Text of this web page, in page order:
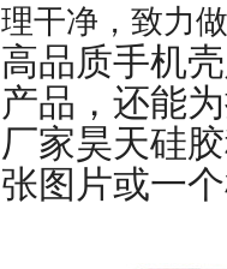
理干净，致力
高品质手机
产品，还能
厂家昊天硅
张图片或一